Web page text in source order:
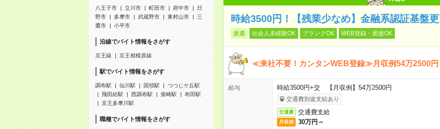
八王子市 立川市 町田市 府中市
日
野市
多摩市 武蔵野市 東村山市
三
鷹市
小平市
沿線でバイト情報をさがす
京王線 京王相模原線
駅でバイト情報をさがす
調布駅 仙川駅 国領駅
つつじケ丘駅
飛田給駅
西調布駅 柴崎駅
布田駅
京王多摩川駅
職種でバイト情報をさがす
時給3500円！【残業少なめ】金融系認証基盤
派遣 社会人未経験OK ブランクOK WEB登録・面接OK
≪来社不要！カンタンWEB登録≫月収例54万2500円
給与 時給3500円+交 【月収例】54万2500円
交通費別途支給あり
交通費 交通費支給
月収例 30万円～